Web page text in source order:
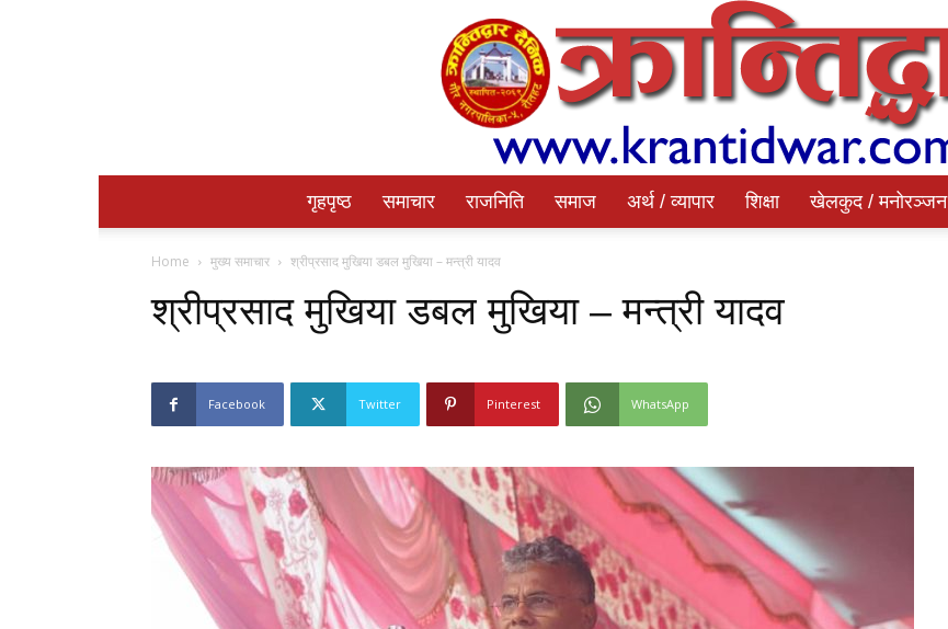
गृहपृष्ठ समाचार राजनिति समाज अर्थ / व्यापार शिक्षा खेलकुद / मनोरञ्जन
Home मुख्य समाचार श्रीप्रसाद मुखिया डबल मुखिया – मन्त्री यादव
श्रीप्रसाद मुखिया डबल मुखिया – मन्त्री यादव
Facebook Twitter Pinterest WhatsApp